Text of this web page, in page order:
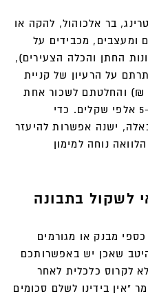
בר אלכוהול, להקה או
ומעצבים, מכבידים על
החתן והכלה הצעירים),
על הרעיון של קניית
להגיע ל-25 אלף ₪) והחלטתם לשכור אחת
כזאת, עדיין תצטרכו להיפרד מ-5 אלפי שקלים. כדי
ישנה אפשרות להיעזר
נוחה למימון
לשקול בתבונה
מבנק או מגורמים
שאכן יש באפשרותכם
לקרוס כלכלית לאחר
"אין בידינו לשלם סכומים